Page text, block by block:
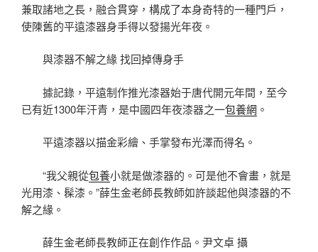
兼取諸地之長，融合貫穿，構成了本身奇特的一種門戶，
使陳舊的平遠漆器身手得以發揚光年夜。
與漆器不解之緣 找回掉傳身手
據記錄，平遠制作推光漆器始于唐代開元年間，至今
已有近1300年汗青，是中國四年夜漆器之一包養網 。
平遠漆器以描金彩繪、手掌發布光澤而得名。
“我父親從包養小就是做漆器的。可是他不會畫，就是
光用漆、髹漆。”薛生金老師長教師如許談起他與漆器的不
解之緣。
薛生金老師長教師正在創作作品。尹文卓 攝